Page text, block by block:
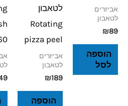
אביזרים
לטאבון
₪89
הוספה
לסל
לטאבון
Rotating
pizza peel
אביזרים
לטאבון
₪189
הוספה
60